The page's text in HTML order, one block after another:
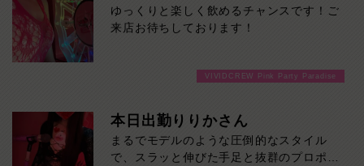
ゆっくりと楽しく飲めるチャンスです！ご
来店お待ちしております！
VIVIDCREW Pink Party Paradise
本日出勤りりかさん
まるでモデルのような圧倒的なスタイル
で、スラッと伸びた手足と抜群のプロポー